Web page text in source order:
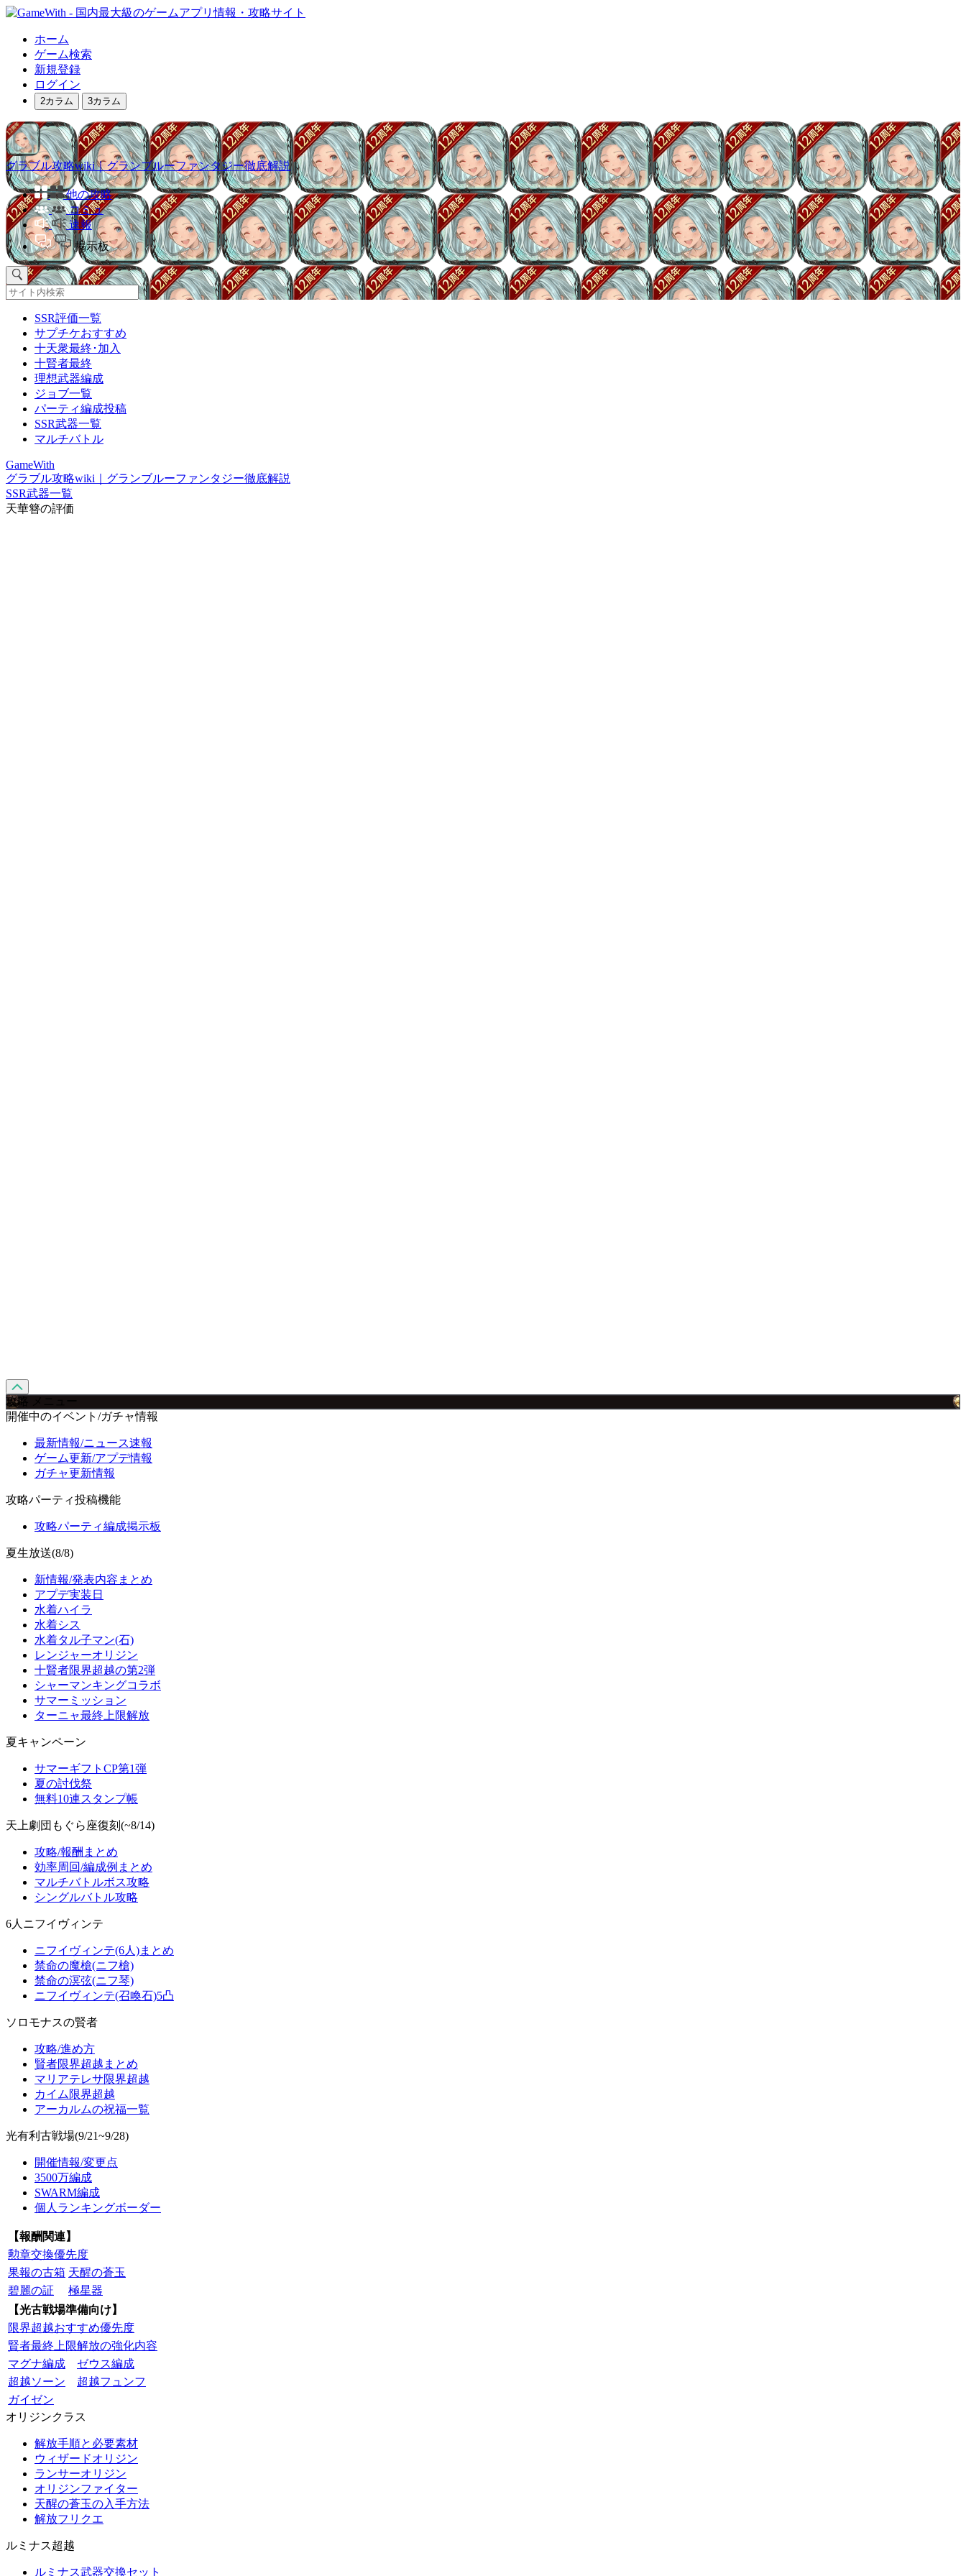
ホーム
ゲーム検索
新規登録
ログイン
2カラム 3カラム
グラブル攻略wiki｜グランブルーファンタジー徹底解説
他の攻略
コミュ
速報
掲示板
SSR評価一覧
サプチケおすすめ
十天衆最終･加入
十賢者最終
理想武器編成
ジョブ一覧
パーティ編成投稿
SSR武器一覧
マルチバトル
GameWith
グラブル攻略wiki｜グランブルーファンタジー徹底解説
SSR武器一覧
天華簪の評価
攻略 メニュー
開催中のイベント/ガチャ情報
最新情報/ニュース速報
ゲーム更新/アプデ情報
ガチャ更新情報
攻略パーティ投稿機能
攻略パーティ編成掲示板
夏生放送(8/8)
新情報/発表内容まとめ
アプデ実装日
水着ハイラ
水着シス
水着タル子マン(石)
レンジャーオリジン
十賢者限界超越の第2弾
シャーマンキングコラボ
サマーミッション
ターニャ最終上限解放
夏キャンペーン
サマーギフトCP第1弾
夏の討伐祭
無料10連スタンプ帳
天上劇団もぐら座復刻(~8/14)
攻略/報酬まとめ
効率周回/編成例まとめ
マルチバトルボス攻略
シングルバトル攻略
6人ニフイヴィンテ
ニフイヴィンテ(6人)まとめ
禁命の魔槍(ニフ槍)
禁命の溟弦(ニフ琴)
ニフイヴィンテ(召喚石)5凸
ソロモナスの賢者
攻略/進め方
賢者限界超越まとめ
マリアテレサ限界超越
カイム限界超越
アーカルムの祝福一覧
光有利古戦場(9/21~9/28)
開催情報/変更点
3500万編成
SWARM編成
個人ランキングボーダー
【報酬関連】
勲章交換優先度
果報の古箱 天醒の蒼玉
碧麗の証
極星器
【光古戦場準備向け】
限界超越おすすめ優先度
賢者最終上限解放の強化内容
マグナ編成
ゼウス編成
超越ソーン
超越フュンフ
ガイゼン
オリジンクラス
解放手順と必要素材
ウィザードオリジン
ランサーオリジン
オリジンファイター
天醒の蒼玉の入手方法
解放フリクエ
ルミナス超越
ルミナス武器交換セット